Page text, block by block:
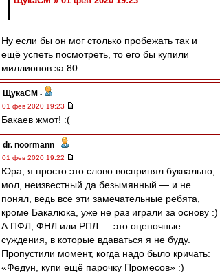
Ну если бы он мог столько пробежать так и
ещё успеть посмотреть, то его бы купили
миллионов за 80...
ЩукаСМ -
01 фев 2020 19:23
Бакаев жмот! :(
dr. noormann -
01 фев 2020 19:22
Юра, я просто это слово воспринял буквально,
мол, неизвестный да безымянный — и не
понял, ведь все эти замечательные ребята,
кроме Бакалюка, уже не раз играли за основу :)
А ПФЛ, ФНЛ или РПЛ — это оценочные
суждения, в которые вдаваться я не буду.
Пропустили момент, когда надо было кричать:
«Федун, купи ещё парочку Промесов» :)